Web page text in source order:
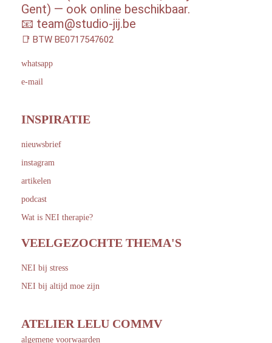
Gent) — ook online beschikbaar.
📧 team@studio-jij.be
📑 BTW BE0717547602
whatsapp
e-mail
INSPIRATIE
nieuwsbrief
instagram
artikelen
podcast
Wat is NEI therapie?
VEELGEZOCHTE THEMA'S
NEI bij stress
NEI bij altijd moe zijn
ATELIER LELU COMMV
algemene voorwaarden